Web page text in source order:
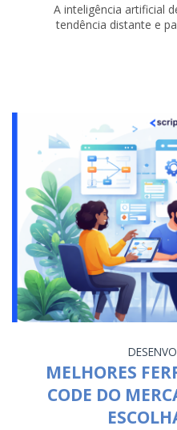
A inteligência artificial
tendência distante e
MELHORES
CODE DO